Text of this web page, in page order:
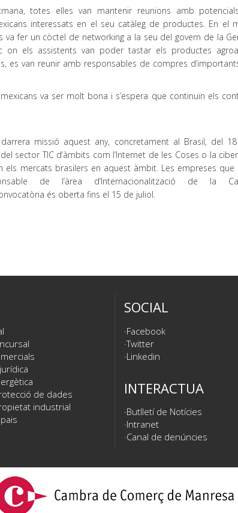
totes elles van mantenir reunions amb
interessats en el seu catàleg de productes. En el
va fer un còctel de networking a la seu del govern de la
on els assistents van poder tastar els productes
es van reunir amb responsables de compres
va ser molt bona i s’espera que continuïn els
missió aquest any, concretament al Brasil, del
sector TIC d’àmbits com l’Internet de les Coses o la
mercats brasilers en aquest àmbit. Les empreses que
de l’àrea d’Internacionalització de la
és oberta fins el 15 de juliol.
de dades
industrial
SOCIAL
Facebook
Twitter
Linkedin
INTERACTUA
Butlletí de Notícies
Intranet
Canal de denúncies